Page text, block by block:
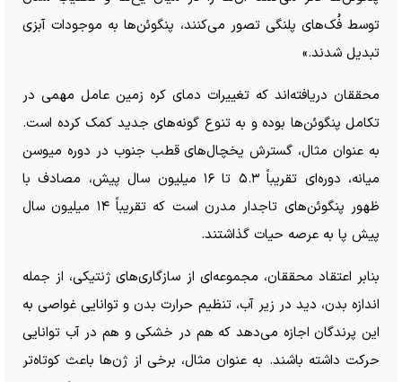
توسط فُک‌های پلنگی تصور می‌کنند، پنگوئن‌ها به موجودات آبزی
تبدیل شدند.»
محققان دریافته‌اند که تغییرات دمای کره زمین عامل مهمی در
تکامل پنگوئن‌ها بوده و به تنوع گونه‌های جدید کمک کرده است.
به عنوان مثال، گسترش یخچال‌های قطب جنوب در دوره میوسن
میانه، دوره‌ای تقریباً ۵.۳ تا ۱۶ میلیون سال پیش، مصادف با
ظهور پنگوئن‌های تاجدار مدرن است که تقریباً ۱۴ میلیون سال
پیش پا به عرصه حیات گذاشتند.
بنابر اعتقاد محققان، مجموعه‌ای از سازگاری‌های ژنتیکی، از جمله
اندازه بدن، دید در زیر آب، تنظیم حرارت بدن و توانایی غواصی به
این پرندگان اجازه می‌دهد که هم در خشکی و هم در آب توانایی
حرکت داشته باشند. به عنوان مثال، برخی از ژن‌ها باعث کوتاه‌تر